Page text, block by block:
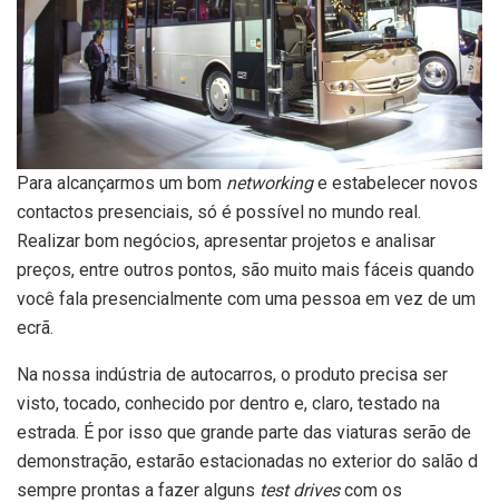
Para alcançarmos um bom networkinge estabelecer novos
contactos presenciais, só é possível no mundo real.
Realizar bom negócios, apresentar projetos e analisar
preços, entre outros pontos, são muito mais fáceis quando
você fala presencialmente com uma pessoa em vez de um
ecrã.
Na nossa indústria de autocarros, o produto precisa ser
visto, tocado, conhecido por dentro e, claro, testado na
estrada. É por isso que grande parte das viaturas serão de
demonstração, estarão estacionadas no exterior do salão d
sempre prontas a fazer alguns test drivescom os